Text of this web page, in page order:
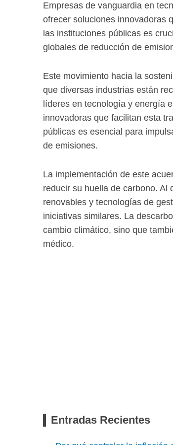
Empresas de vanguardia en
ofrecer soluciones innovadoras
las instituciones públicas es
globales de reducción de
Este movimiento hacia la
que diversas industrias están
líderes en tecnología y energía
innovadoras que facilitan esta
públicas es esencial para
de emisiones.
La implementación de este
reducir su huella de carbono. Al
renovables y tecnologías de
iniciativas similares. La
cambio climático, sino que
médico.
Entradas Recientes